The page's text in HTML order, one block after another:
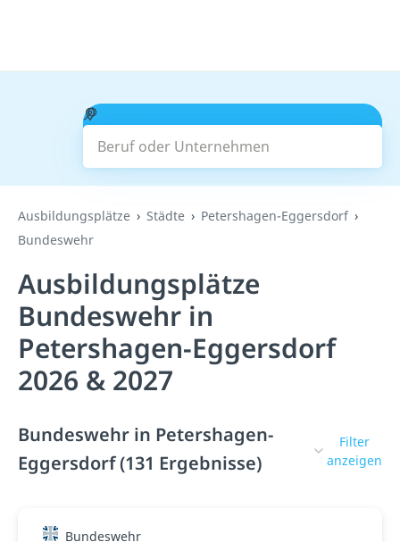
Beruf oder Unternehmen
Suchen
Ausbildungsplätze Städte
Petershagen-Eggersdorf
Bundeswehr
Ausbildungsplätze
Bundeswehr in
Petershagen-Eggersdorf
2026 & 2027
Bundeswehr in Petershagen-
Eggersdorf (131 Ergebnisse)
Filter
anzeigen
Bundeswehr